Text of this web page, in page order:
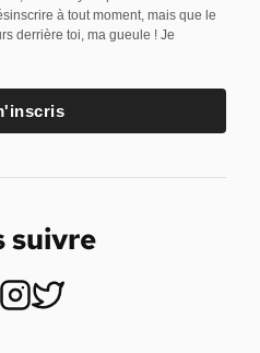
à tout moment, mais que le
derrière toi, ma gueule ! Je
suivre